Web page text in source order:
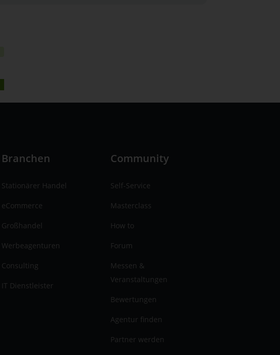
Branchen
Stationärer Handel
eCommerce
Großhandel
Werbeagenturen
Consulting
IT Dienstleister
Community
Self-Service
Masterclass
How to
Forum
Messen &
Veranstaltungen
Bewertungen
Agentur finden
Partner werden